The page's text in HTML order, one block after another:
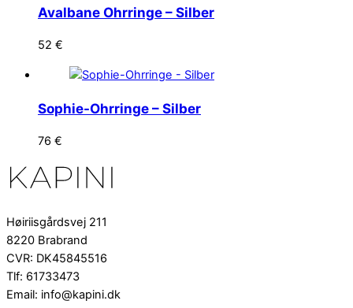
Avalbane Ohrringe – Silber
52 €
Sophie-Ohrringe – Silber
76 €
Høiriisgårdsvej 211
8220 Brabrand
CVR: DK45845516
Tlf: 61733473
Email: info@kapini.dk